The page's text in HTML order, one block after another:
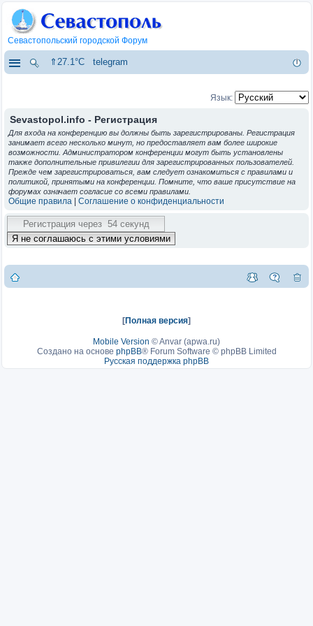
Севастопольский городской Форум
⇑27.1°C telegram
Язык:
Sevastopol.info - Регистрация
Для входа на конференцию вы должны быть зарегистрированы. Регистрация
занимает всего несколько минут, но предоставляет вам более широкие
возможности. Администратором конференции могут быть установлены
также дополнительные привилегии для зарегистрированных пользователей.
Прежде чем зарегистрироваться, вам следует ознакомиться с правилами и
политикой, принятыми на конференции. Помните, что ваше присутствие на
форумах означает согласие со всеми правилами.
Общие правила Соглашение о конфиденциальности
[Полная версия]
Mobile Version ©Anvar (apwa.ru)
Создано на основе phpBB® Forum Software © phpBB Limited
Русская поддержка phpBB